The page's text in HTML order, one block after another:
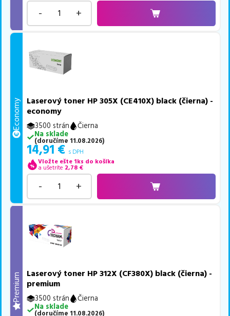
- +
Economy
Laserový toner HP 305X (CE410X) black (čierna) -
economy
3500 strán
Čierna
Na sklade
(doručíme 11.08.2026)
14,91 € s DPH
Vložte ešte 1ks do košíka
a ušetríte 2,78 €
- +
Premium
Laserový toner HP 312X (CF380X) black (čierna) -
premium
3500 strán
Čierna
Na sklade
(doručíme 11.08.2026)